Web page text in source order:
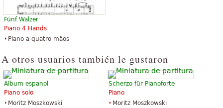
Fünf Walzer
Piano 4 Hands
Piano a quatro mãos
A otros usuarios también le gustaron
Album espanol
Piano solo
Moritz Moszkowski
Scherzo für Pianoforte
Piano
Moritz Moszkowski